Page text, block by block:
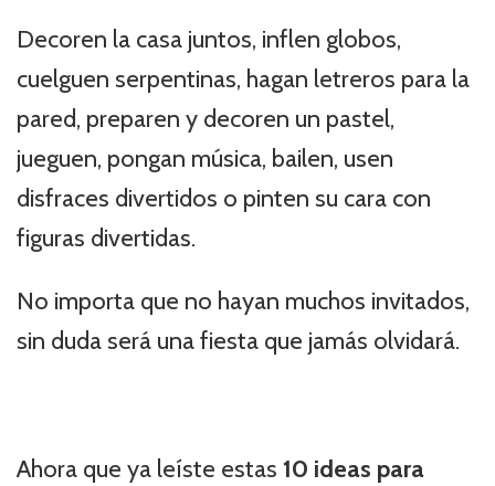
Decoren la casa juntos, inflen globos,
cuelguen serpentinas, hagan letreros para la
pared, preparen y decoren un pastel,
jueguen, pongan música, bailen, usen
disfraces divertidos o pinten su cara con
figuras divertidas.
No importa que no hayan muchos invitados,
sin duda será una fiesta que jamás olvidará.
Ahora que ya leíste estas 10 ideas para